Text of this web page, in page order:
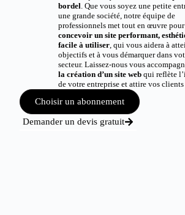
bordel. Que vous soyez une petite
une grande société, notre équipe de
professionnels met tout en œuvre pour
concevoir un site performant,
facile à utiliser, qui vous aidera à
objectifs et à vous démarquer dans
secteur. Laissez-nous vous
la création d’un site webqui reflète
de votre entreprise et attire vos clients
Choisir un abonnement
Demander un devis gratuit